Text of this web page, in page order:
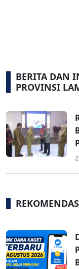
BERITA DAN
PROVINSI